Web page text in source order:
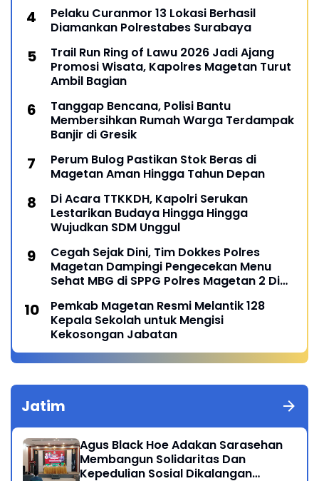
Pelaku Curanmor 13 Lokasi Berhasil
Diamankan Polrestabes Surabaya
Trail Run Ring of Lawu 2026 Jadi Ajang
Promosi Wisata, Kapolres Magetan Turut
Ambil Bagian
Tanggap Bencana, Polisi Bantu
Membersihkan Rumah Warga Terdampak
Banjir di Gresik
Perum Bulog Pastikan Stok Beras di
Magetan Aman Hingga Tahun Depan
Di Acara TTKKDH, Kapolri Serukan
Lestarikan Budaya Hingga Hingga
Wujudkan SDM Unggul
Cegah Sejak Dini, Tim Dokkes Polres
Magetan Dampingi Pengecekan Menu
Sehat MBG di SPPG Polres Magetan 2 Di
Pemkab Magetan Resmi Melantik 128
Kepala Sekolah untuk Mengisi
Kekosongan Jabatan
Jatim
Agus Black Hoe Adakan Sarasehan
Membangun Solidaritas Dan
Kepedulian Sosial Dikalangan